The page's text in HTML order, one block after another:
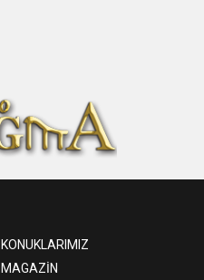
KONUKLARIMIZ
MAGAZİN